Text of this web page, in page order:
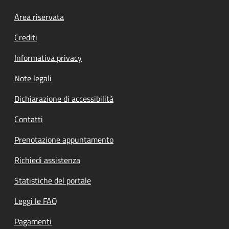
Footer menu
Area riservata
Crediti
Informativa privacy
Note legali
Dichiarazione di accessibilità
Contatti
Prenotazione appuntamento
Richiedi assistenza
Statistiche del portale
Leggi le FAQ
Pagamenti